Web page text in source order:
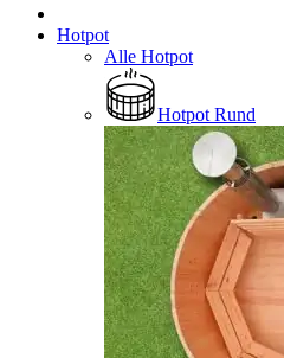
Hotpot
Alle Hotpot
Hotpot Rund